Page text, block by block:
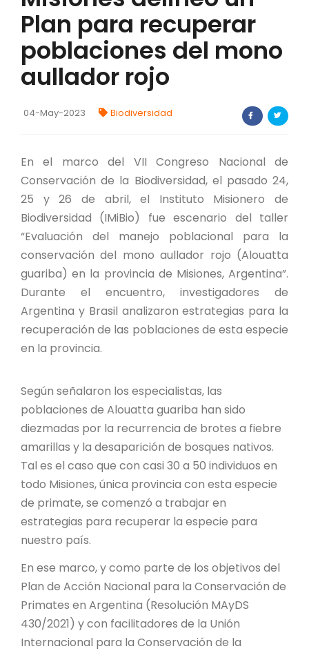
FORTALECIMIENTO DE RECURSOS
ALIMENTICIOS
BIODIVERSIDAD Y ALIMENTACIÓN
INVENTARIO DE LA BIODIVERSIDAD MISIONERA
FORMULARIO DE REGISTRO DE
INVESTIGADORES
AUTORIZACIONES
PROGRAMAS Y PROYECTOS
PROGRAMAS
PROYECTO ÁGUILAS DE MISIONES
MONUMENTOS NATURALES
REPOSITORIO
CONTACTO
Plan para recuperar
poblaciones del mono
aullador rojo
04-May-2023 Biodiversidad
En el marco del VII Congreso Nacional de
Conservación de la Biodiversidad, el pasado 24,
25 y 26 de abril, el Instituto Misionero de
Biodiversidad (IMiBio) fue escenario del taller
“Evaluación del manejo poblacional para la
conservación del mono aullador rojo (Alouatta
guariba) en la provincia de Misiones, Argentina”.
Durante el encuentro, investigadores de
Argentina y Brasil analizaron estrategias para la
recuperación de las poblaciones de esta especie
en la provincia.
Según señalaron los especialistas, las
poblaciones de Alouatta guariba han sido
diezmadas por la recurrencia de brotes a fiebre
amarillas y la desaparición de bosques nativos.
Tal es el caso que con casi 30 a 50 individuos en
todo Misiones, única provincia con esta especie
de primate, se comenzó a trabajar en
estrategias para recuperar la especie para
nuestro país.
En ese marco, y como parte de los objetivos del
Plan de Acción Nacional para la Conservación de
Primates en Argentina (Resolución MAyDS
430/2021) y con facilitadores de la Unión
Internacional para la Conservación de la